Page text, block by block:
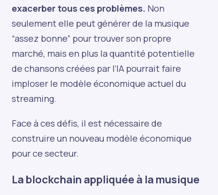
exacerber tous ces problèmes. Non
seulement elle peut générer de la musique
“assez bonne” pour trouver son propre
marché, mais en plus la quantité potentielle
de chansons créées par l’IA pourrait faire
imploser le modèle économique actuel du
streaming.
Face à ces défis, il est nécessaire de
construire un nouveau modèle économique
pour ce secteur.
La blockchain appliquée à la musique